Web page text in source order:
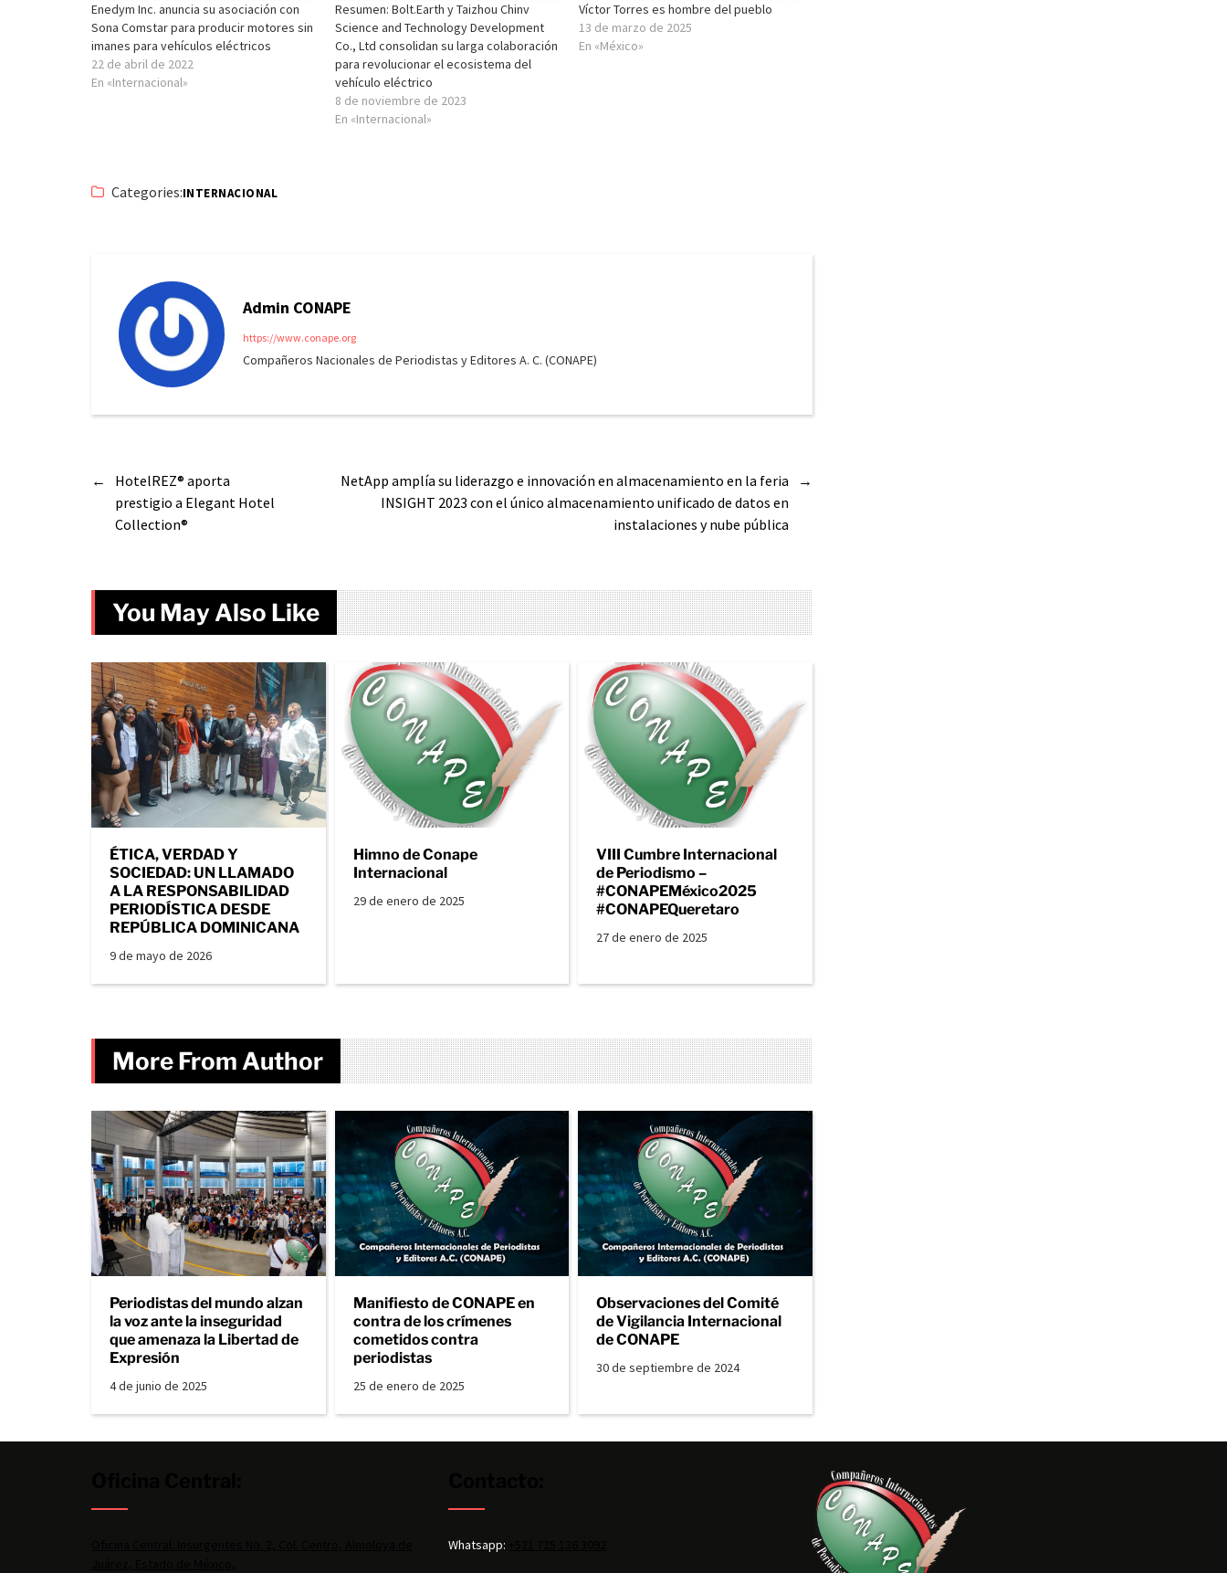
Enedym Inc. anuncia su asociación con
Sona Comstar para producir motores sin
imanes para vehículos eléctricos
22 de abril de 2022
En «Internacional»
Resumen: Bolt.Earth y Taizhou Chinv
Science and Technology Development
Co., Ltd consolidan su larga colaboración
para revolucionar el ecosistema del
vehículo eléctrico
8 de noviembre de 2023
En «Internacional»
Víctor Torres es hombre del pueblo
13 de marzo de 2025
En «México»
Categories:INTERNACIONAL
Admin CONAPE
https://www.conape.org
Compañeros Nacionales de Periodistas y Editores A. C. (CONAPE)
←
HotelREZ® aporta
prestigio a Elegant Hotel
Collection®
→
NetApp amplía su liderazgo e innovación en almacenamiento en la feria
INSIGHT 2023 con el único almacenamiento unificado de datos en
instalaciones y nube pública
You May Also Like
ÉTICA, VERDAD Y
SOCIEDAD: UN LLAMADO
A LA RESPONSABILIDAD
PERIODÍSTICA DESDE
REPÚBLICA DOMINICANA
9 de mayo de 2026
Himno de Conape
Internacional
29 de enero de 2025
VIII Cumbre Internacional
de Periodismo –
#CONAPEMéxico2025
#CONAPEQueretaro
27 de enero de 2025
More From Author
Periodistas del mundo alzan
la voz ante la inseguridad
que amenaza la Libertad de
Expresión
4 de junio de 2025
Manifiesto de CONAPE en
contra de los crímenes
cometidos contra
periodistas
25 de enero de 2025
Observaciones del Comité
de Vigilancia Internacional
de CONAPE
30 de septiembre de 2024
Whatsapp: